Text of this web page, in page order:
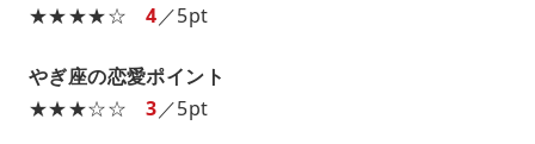
★★★★☆4／5pt
やぎ座の恋愛ポイント
★★★☆☆3／5pt